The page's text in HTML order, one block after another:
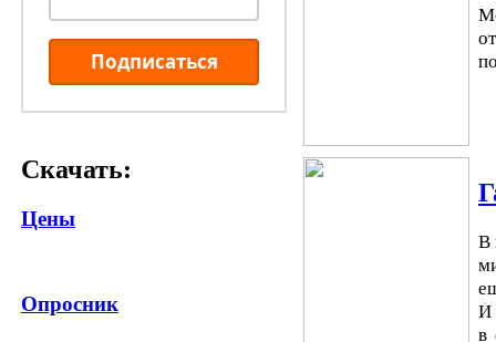
Подписаться
Скачать:
Цены
Опросник
В
И
в